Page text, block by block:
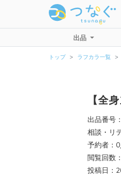
出品
トップ ラフカラ一覧
【全
出品番号
相談・リ
予約者：
閲覧回数
投稿日：